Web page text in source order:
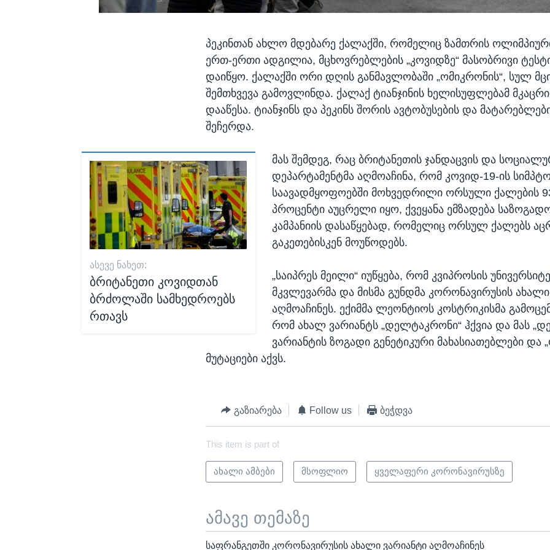
პეკინთან ახლო მდებარე ქალაქში, რომელიც ზამთრის
ერთ-ერთი ადგილია, მცხოვრებლების „კოვიდზე“ მასობრივი
დაიწყო. ქალაქში ორი დღის განმავლობაში „ომიკრონის“, სულ
შემთხვევა გამოვლინდა. ქალაქ ტიანჯინის ხელისუფლებამ
დააწესა. ტიანჯინს და პეკინს შორის ავტობუსების და
შეჩერდა.
ᲐᲡᲔᲕᲔ ᲜᲐᲮᲔᲗ:
ბრიტანეთი კოვიდთან
ბრძოლაში სამხედროებს
რთავს
მას შემდეგ, რაც ბრიტანეთის ჯანდაცვის და
დეპარტამენტმა აღმოაჩინა, რომ კოვიდ-19-ის
საავადმყოფოებში მოხვედრილი ორსული ქალების
პროცენტი აუცრელი იყო, ქვეყანა ემზადება
კამპანიის დასაწყებად, რომელიც ორსულ ქალებს
გაკეთებისკენ მოუწოდებს.
„საიპრეს მეილი“ იუწყება, რომ კვიპროსის
მკვლევარმა და მისმა გუნდმა კორონავირუსის
აღმოაჩინეს. ექიმმა ლეონტიოს კოსტრიკისმა
რომ ახალ ვარიანტს „დელტაკრონი“ ჰქვია და მას
ვარიანტის ზოგადი გენეტიკური მახასიათებლები და
მუტაციები აქვს.
გაზიარება Follow us ბეჭდვა
This item is part of
ახალი ამბები მსოფლიო ყველაფერი კორონავირუსზე
ამავე თემაზე
საფრანგეთში კორონავირუსის ახალი ვარიანტი აღმოაჩინეს